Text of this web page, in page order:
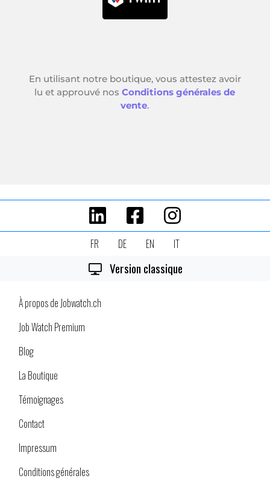
FR DE EN IT
Version classique
À propos de Jobwatch.ch
Job Watch Premium
Blog
La Boutique
Témoignages
Contact
Impressum
Conditions générales